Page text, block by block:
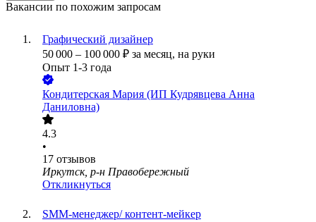
Вакансии по похожим запросам
Графический дизайнер
50 000 – 100 000 ₽ за месяц, на руки
Опыт 1-3 года
Кондитерская Мария (ИП Кудрявцева Анна
Даниловна)
4.3
•
17 отзывов
Иркутск, р-н Правобережный
Откликнуться
SMM-менеджер/ контент-мейкер